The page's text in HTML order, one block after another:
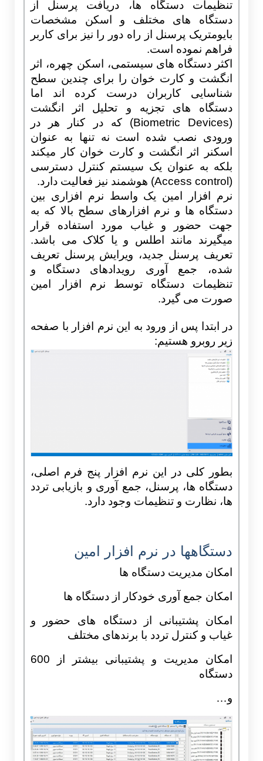
تنظیمات دستگاه ها، دریافت پرسنل از
دستگاه های مختلف و اسکن مشخصات
بایومتریک پرسنل از راه دور را نیز برای کاربر
فراهم نموده است.
اکثر دستگاه های سیستمی، اسکن چهره، اثر
انگشت و کارت خوان را برای چندین سطح
شناسایی کاربران درست کرده اند اما
دستگاه های تجزیه و تحلیل اثر انگشت
(Biometric Devices) که در کنار هر در
ورودی نصب شده است نه تنها به عنوان
اسکنر اثر انگشت و کارت خوان کار میکند
بلکه به عنوان یک سیستم کنترل دسترسی
(Access control) هوشمند نیز فعالیت دارد.
نرم افزار امین یک واسط نرم افزاری بین
دستگاه ها و نرم افزارهای سطح بالا که به
جهت حضور و غیاب مورد استفاده قرار
میگیرند مانند اطلس و یا کلاک می باشد.
تعریف پرسنل جدید، ویرایش پرسنل تعریف
شده، جمع آوری رویدادهای دستگاه و
تنظیمات دستگاه توسط نرم افزار امین
صورت می گیرد.
در ابتدا پس از ورود به این نرم افزار با صفحه
زیر روبرو هستیم:
بطور کلی در این نرم افزار پنج فرم اصلی،
دستگاه ها، پرسنل، جمع آوری و بازیابی تردد
ها، نظارت و تنظیمات وجود دارد.
دستگاهها در نرم افزار امین
امکان مدیریت دستگاه ها
امکان جمع آوری خودکار از دستگاه ها
امکان پشتیبانی از دستگاه های حضور و
غیاب و کنترل تردد با برندهای مختلف
امکان مدیریت و پشتیبانی بیشتر از 600
دستگاه
و…